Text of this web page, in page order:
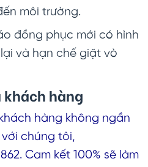
môi trường.
đồng phục mới có hình
và hạn chế giặt vò
khách hàng
hàng không ngần
chúng tôi,
Cam kết 100% sẽ làm